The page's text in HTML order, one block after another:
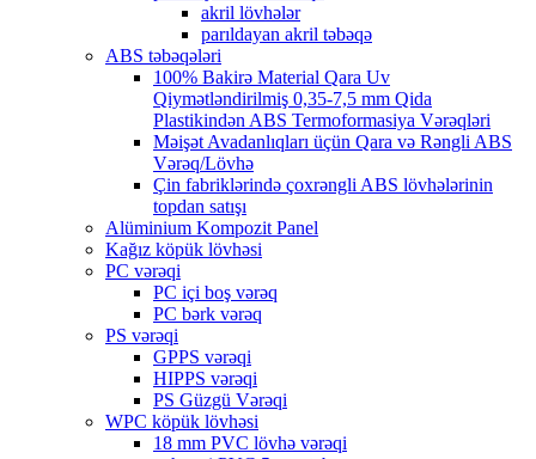
akril lövhələr
parıldayan akril təbəqə
ABS təbəqələri
100% Bakirə Material Qara Uv
Qiymətləndirilmiş 0,35-7,5 mm Qida
Plastikindən ABS Termoformasiya Vərəqləri
Məişət Avadanlıqları üçün Qara və Rəngli ABS
Vərəq/Lövhə
Çin fabriklərində çoxrəngli ABS lövhələrinin
topdan satışı
Alüminium Kompozit Panel
Kağız köpük lövhəsi
PC vərəqi
PC içi boş vərəq
PC bərk vərəq
PS vərəqi
GPPS vərəqi
HIPPS vərəqi
PS Güzgü Vərəqi
WPC köpük lövhəsi
18 mm PVC lövhə vərəqi